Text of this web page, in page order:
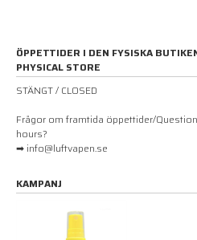
ÖPPETTIDER I DEN FYSISKA
PHYSICAL STORE
STÄNGT / CLOSED
Frågor om framtida öppettider/
hours?
➡ info@luftvapen.se
KAMPANJ